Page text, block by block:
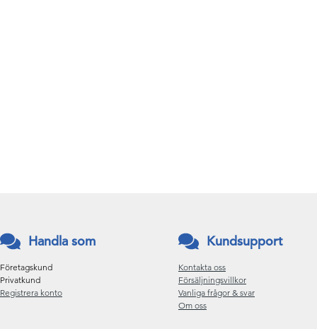
Handla som
Företagskund
Privatkund
Registrera konto
Kundsupport
Kontakta oss
Försäljningsvillkor
Vanliga frågor & svar
Om oss